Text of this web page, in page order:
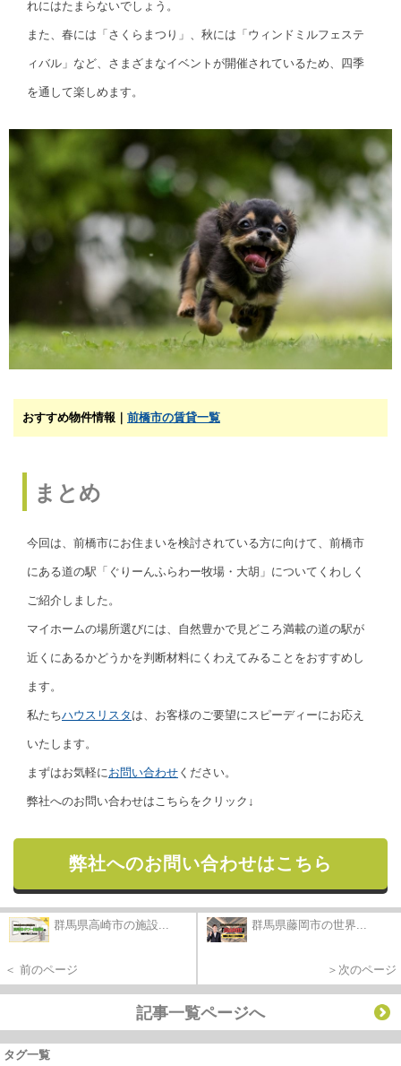
れにはたまらないでしょう。
また、春には「さくらまつり」、秋には「ウィンドミルフェステ
ィバル」など、さまざまなイベントが開催されているため、四季
を通して楽しめます。
おすすめ物件情報｜ 前橋市の賃貸一覧
まとめ
今回は、前橋市にお住まいを検討されている方に向けて、前橋市
にある道の駅「ぐりーんふらわー牧場・大胡」についてくわしく
ご紹介しました。
マイホームの場所選びには、自然豊かで見どころ満載の道の駅が
近くにあるかどうかを判断材料にくわえてみることをおすすめし
ます。
私たちハウスリスタ は、お客様のご要望にスピーディーにお応え
いたします。
まずはお気軽にお問い合わせ ください。
弊社へのお問い合わせはこちらをクリック↓
弊社へのお問い合わせはこちら
群馬県高崎市の施設...
＜ 前のページ
群馬県藤岡市の世界...
＞次のページ
記事一覧ページへ
タグ一覧